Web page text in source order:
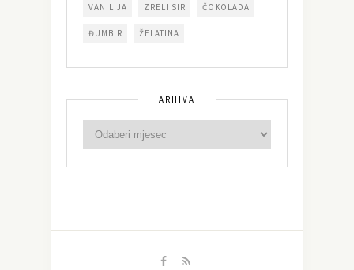
VANILIJA ZRELI SIR ČOKOLADA
ĐUMBIR ŽELATINA
ARHIVA